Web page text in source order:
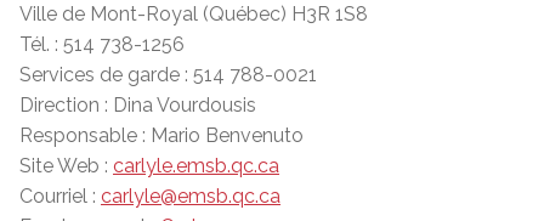
Ville de Mont-Royal (Québec) H3R 1S8
Tél. : 514 738-1256
Services de garde : 514 788-0021
Direction : Dina Vourdousis
Responsable : Mario Benvenuto
Site Web : carlyle.emsb.qc.ca
Courriel : carlyle@emsb.qc.ca